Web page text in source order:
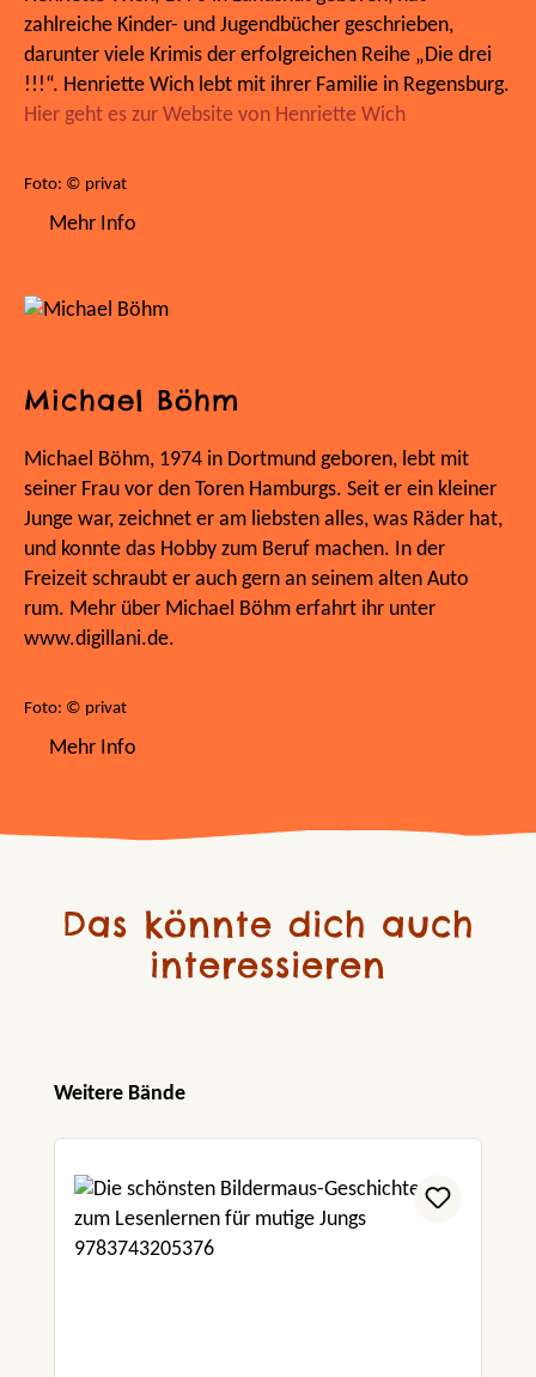
zahlreiche Kinder- und Jugendbücher geschrieben,
darunter viele Krimis der erfolgreichen Reihe „Die drei
!!!“. Henriette Wich lebt mit ihrer Familie in Regensburg.
Hier geht es zur Website von Henriette Wich
Foto: © privat
Mehr Info
Michael Böhm
Michael Böhm, 1974 in Dortmund geboren, lebt mit
seiner Frau vor den Toren Hamburgs. Seit er ein kleiner
Junge war, zeichnet er am liebsten alles, was Räder hat,
und konnte das Hobby zum Beruf machen. In der
Freizeit schraubt er auch gern an seinem alten Auto
rum. Mehr über Michael Böhm erfahrt ihr unter
www.digillani.de.
Foto: © privat
Mehr Info
Das könnte dich auch
interessieren
Produktgalerie überspringen
Weitere Bände